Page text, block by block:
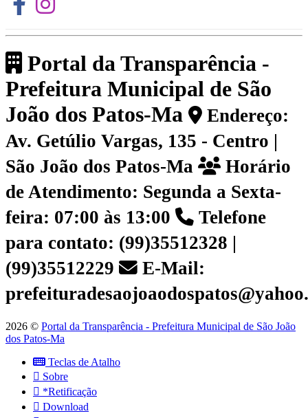
Portal da Transparência -
Prefeitura Municipal de São
João dos Patos-Ma
Endereço:
Av. Getúlio Vargas, 135 - Centro |
São João dos Patos-Ma
Horário
de Atendimento: Segunda a Sexta-
feira: 07:00 às 13:00
Telefone
para contato: (99)35512328 |
(99)35512229
E-Mail:
2026 © Portal da Transparência - Prefeitura Municipal de São João
dos Patos-Ma
Teclas de Atalho
Sobre
*Retificação
Download